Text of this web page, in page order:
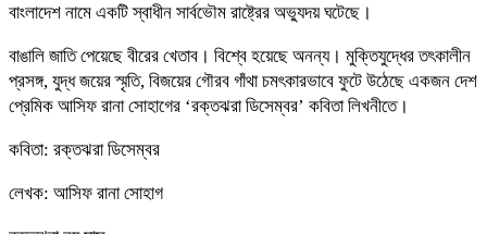
বাংলাদেশ নামে একটি স্বাধীন সার্বভৌম রাষ্ট্রের অভ্যুদয় ঘটেছে।
বাঙালি জাতি পেয়েছে বীরের খেতাব। বিশ্বে হয়েছে অনন্য। মুক্তিযুদ্ধের তৎকালীন
প্রসঙ্গ, যুদ্ধ জয়ের স্মৃতি, বিজয়ের গৌরব গাঁথা চমৎকারভাবে ফুটে উঠেছে একজন দেশ
প্রেমিক আসিফ রানা সোহাগের ‘রক্তঝরা ডিসেম্বর’ কবিতা লিখনীতে।
কবিতা: রক্তঝরা ডিসেম্বর
লেখক: আসিফ রানা সোহাগ